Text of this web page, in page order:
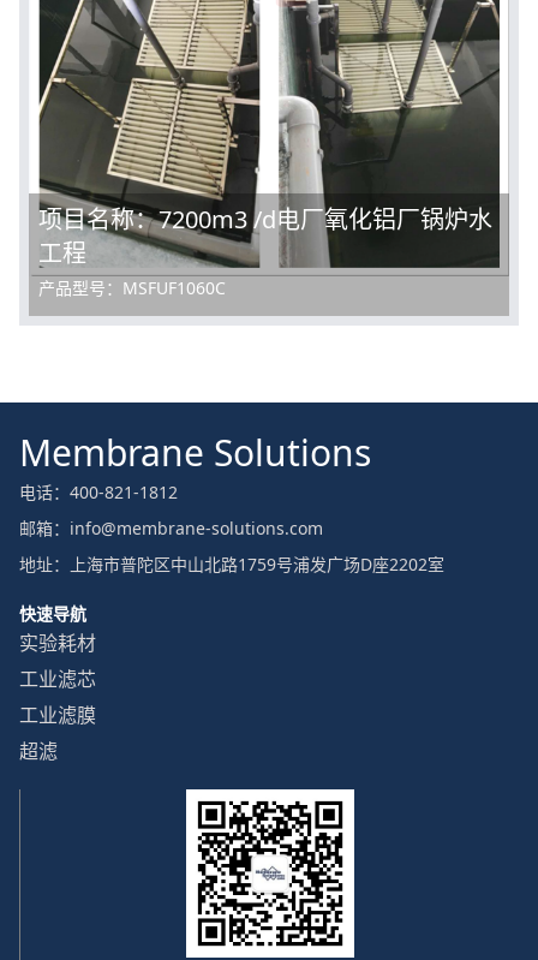
项目名称：7200m3 /d电厂氧化铝厂锅炉水
工程
产品型号：MSFUF1060C
Membrane Solutions
电话：400-821-1812
邮箱：info@membrane-solutions.com
地址：上海市普陀区中山北路1759号浦发广场D座2202室
快速导航
实验耗材
工业滤芯
工业滤膜
超滤